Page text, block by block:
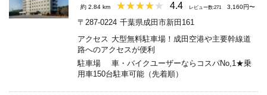
約 2.84 km 4.4 レビュー数:271 3,160円〜
〒287-0224 千葉県成田市新田161
アクセス 大型無料駐車場！成田空港や主要幹線道
路へのアクセスが便利
駐車場
車・バイクユーザーならコスパNo,1★乗
用車150台駐車可能（先着順）